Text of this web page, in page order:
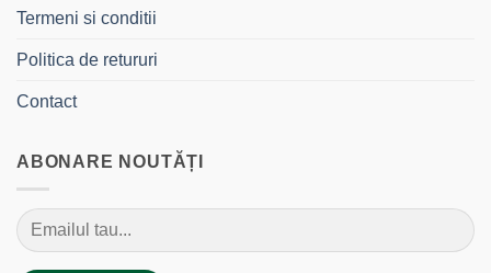
Termeni si conditii
Politica de retururi
Contact
ABONARE NOUTĂȚI